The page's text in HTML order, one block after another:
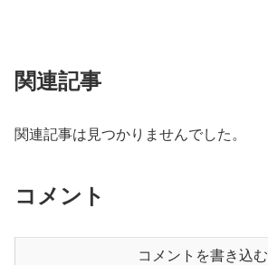
関連記事
関連記事は見つかりませんでした。
コメント
コメントを書き込む